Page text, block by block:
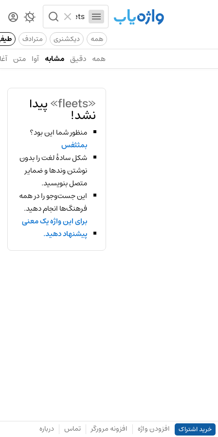
همه دیکشنری مترادف
همه دقیق مشابه آوا متن
«fleets» پیدا
نشد!
منظور شما این بود؟
بمثثفس
شکل سادهٔ لغت را بدون
نوشتن وندها و ضمایر
متصل بنویسید.
این جست‌وجو را در همه
فرهنگ‌ها انجام دهید.
برای این واژه یک معنی
پیشنهاد دهید.
خرید اشتراک افزودن واژه افزونه مرورگر تماس درباره